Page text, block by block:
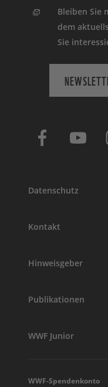
Bleiben Sie
dem
Sie
Datenschutz
Kontakt
Hinweisgeber
Publikationen
WWF Junior
WWF-Spendenkonto